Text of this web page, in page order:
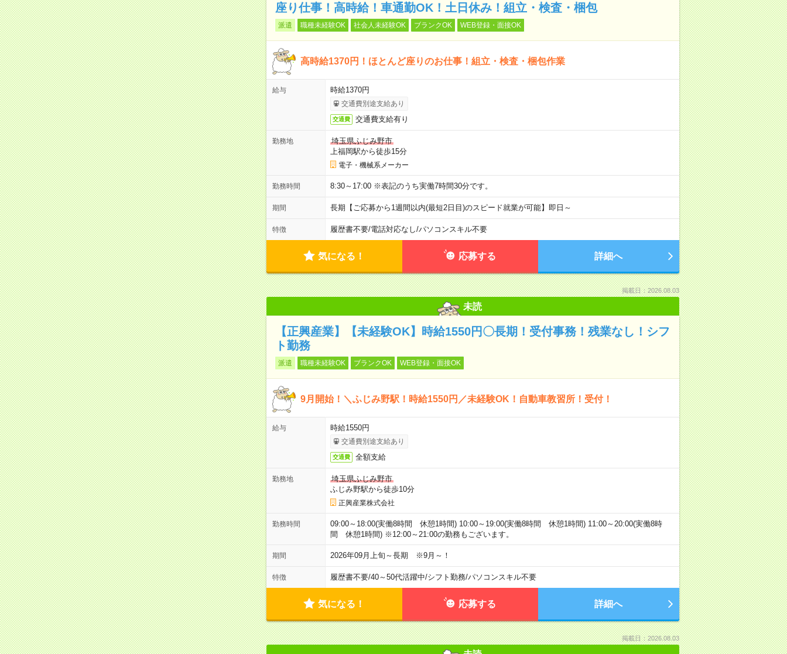
座り仕事！高時給！車通勤OK！土日休み！組立・検査・梱包
派遣 職種未経験OK 社会人未経験OK ブランクOK WEB登録・面接OK
高時給1370円！ほとんど座りのお仕事！組立・検査・梱包作業
給与 時給1370円
交通費別途支給あり
交通費 交通費支給有り
勤務地
埼玉県ふじみ野市
上福岡駅から徒歩15分
電子・機械系メーカー
勤務時間 8:30～17:00 ※表記のうち実働7時間30分です。
期間 長期【ご応募から1週間以内(最短2日目)のスピード就業が可能】即日～
特徴 履歴書不要/電話対応なし/パソコンスキル不要
気になる！ 応募する 詳細へ
掲載日：2026.08.03
未読
【正興産業】【未経験OK】時給1550円〇長期！受付事務！残業なし！シフ
ト勤務
派遣 職種未経験OK ブランクOK WEB登録・面接OK
9月開始！＼ふじみ野駅！時給1550円／未経験OK！自動車教習所！受付！
給与 時給1550円
交通費別途支給あり
交通費 全額支給
勤務地
埼玉県ふじみ野市
ふじみ野駅から徒歩10分
正興産業株式会社
勤務時間
09:00～18:00(実働8時間 休憩1時間) 10:00～19:00(実働8時間 休憩1時間) 11:00～20:00(実働8時
間 休憩1時間) ※12:00～21:00の勤務もございます。
期間 2026年09月上旬～長期 ※9月～！
特徴 履歴書不要/40～50代活躍中/シフト勤務/パソコンスキル不要
気になる！ 応募する 詳細へ
掲載日：2026.08.03